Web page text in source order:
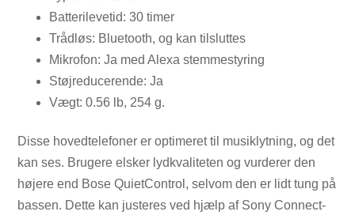
Batterilevetid: 30 timer
Trådløs: Bluetooth, og kan tilsluttes
Mikrofon: Ja med Alexa stemmestyring
Støjreducerende: Ja
Vægt: 0.56 lb, 254 g.
Disse hovedtelefoner er optimeret til musiklytning, og det
kan ses. Brugere elsker lydkvaliteten og vurderer den
højere end Bose QuietControl, selvom den er lidt tung på
bassen. Dette kan justeres ved hjælp af Sony Connect-